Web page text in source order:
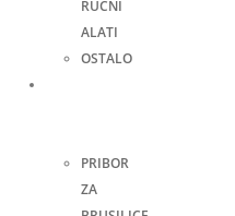
RUČNI
ALATI
OSTALO
PRIBOR
ZA